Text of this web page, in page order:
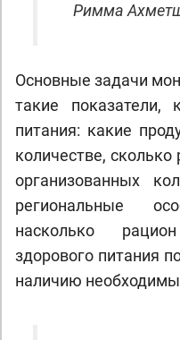
Римма
Основные задачи
такие показатели,
питания: какие
количестве,
организованных
региональные
насколько
здорового питания
наличию